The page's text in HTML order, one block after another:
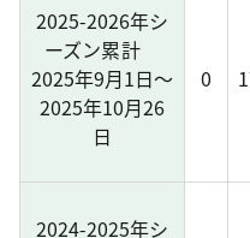
2025-2026年シ
ーズン累計
2025年9月1日～
2025年10月26
日
0
2024-2025年シ